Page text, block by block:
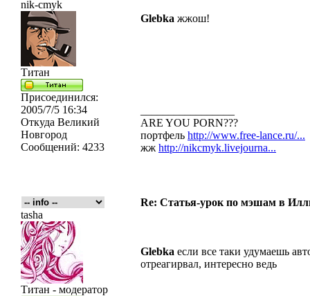
nik-cmyk
Титан
Присоединился:
2005/7/5 16:34
Откуда Великий
Новгород
Сообщений: 4233
Glebka жжош!
ARE YOU PORN???
портфель http://www.free-lance.ru/...
жж http://nikcmyk.livejourna...
Re: Статья-урок по мэшам в
tasha
Титан - модератор
Glebka если все таки удумаешь
отреагирвал, интересно ведь